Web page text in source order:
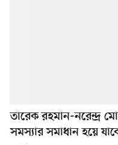
তারেক রহমান-নরেন্দ্র
সমস্যার সমাধান হয়ে